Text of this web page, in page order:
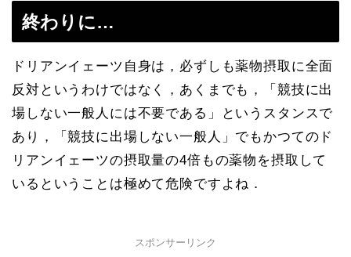
終わりに…
ドリアンイェーツ自身は，必ずしも薬物摂取に全面
反対というわけではなく，あくまでも，「競技に出
場しない一般人には不要である」というスタンスで
あり，「競技に出場しない一般人」でもかつてのド
リアンイェーツの摂取量の4倍もの薬物を摂取して
いるということは極めて危険ですよね．
スポンサーリンク